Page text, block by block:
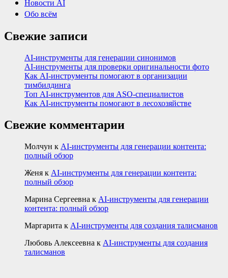
Новости AI
Обо всём
Свежие записи
AI-инструменты для генерации синонимов
AI-инструменты для проверки оригинальности фото
Как AI-инструменты помогают в организации
тимбилдинга
Топ AI-инструментов для ASO-специалистов
Как AI-инструменты помогают в лесохозяйстве
Свежие комментарии
Молчун к AI-инструменты для генерации контента:
полный обзор
Женя к AI-инструменты для генерации контента:
полный обзор
Марина Сергеевна к AI-инструменты для генерации
контента: полный обзор
Маргарита к AI-инструменты для создания талисманов
Любовь Алексеевна к AI-инструменты для создания
талисманов